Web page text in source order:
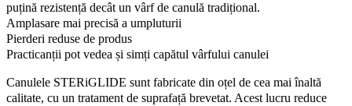
puțină rezistență decât un vârf de canulă tradițional.
Amplasare mai precisă a umpluturii
Pierderi reduse de produs
Practicanții pot vedea și simți capătul vârfului canulei
Canulele STERiGLIDE sunt fabricate din oțel de cea mai înaltă
calitate, cu un tratament de suprafață brevetat. Acest lucru reduce